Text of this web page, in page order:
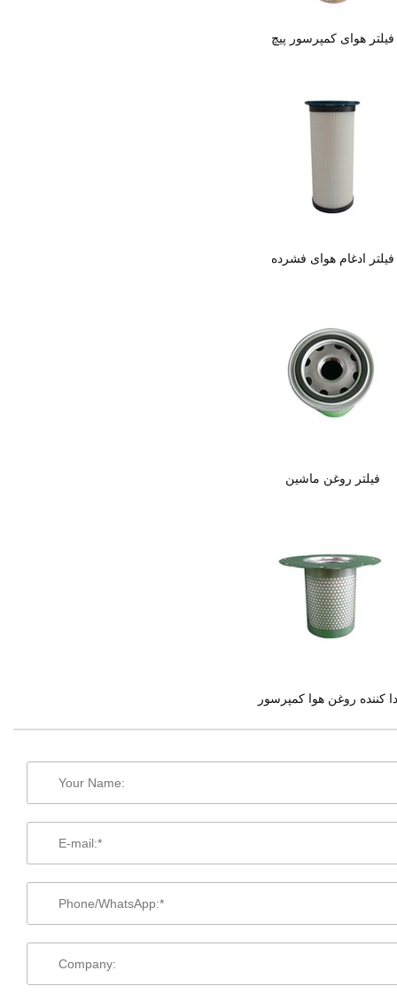
فیلتر هوای کمپرسور پیچ
فیلتر ادغام هوای فشرده
فیلتر روغن ماشین
کننده روغن هوا کمپرسور